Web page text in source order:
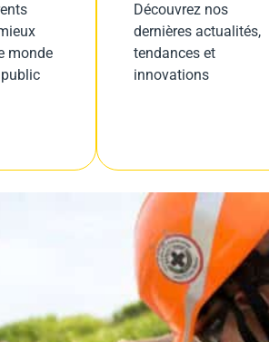
monde
public
Découvrez nos
dernières actualités,
tendances et
innovations